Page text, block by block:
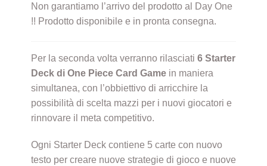
Non garantiamo l’arrivo del prodotto al Day One
!! Prodotto disponibile e in pronta consegna.
Per la seconda volta verranno rilasciati 6 Starter
Deck di One Piece Card Gamein maniera
simultanea, con l’obbiettivo di arricchire la
possibilità di scelta mazzi per i nuovi giocatori e
rinnovare il meta competitivo.
Ogni Starter Deck contiene 5 carte con nuovo
testo per creare nuove strategie di gioco e nuove